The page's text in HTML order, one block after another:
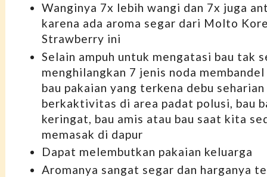
Wanginya 7x lebih wangi dan 7x juga
karena ada aroma segar dari Molto
Strawberry ini
Selain ampuh untuk mengatasi bau tak
menghilangkan 7 jenis noda
bau pakaian yang terkena debu seharian
berkaktivitas di area padat polusi, bau
keringat, bau amis atau bau saat kita
memasak di dapur
Dapat melembutkan pakaian keluarga
Aromanya sangat segar dan harganya